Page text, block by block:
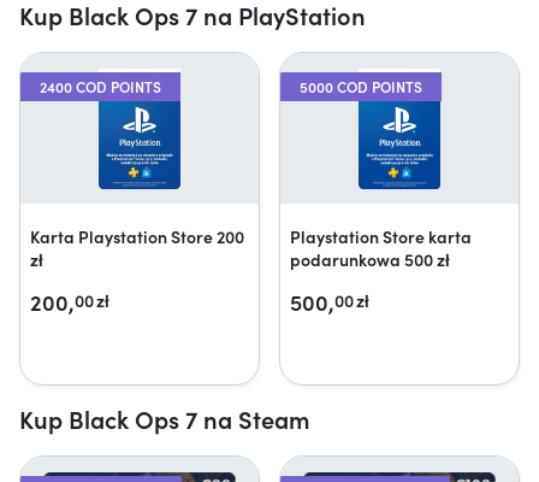
Kup Black Ops 7 na PlayStation
2400 COD POINTS
Karta Playstation Store 200
zł
200,00zł
5000 COD POINTS
Playstation Store karta
podarunkowa 500 zł
500,00zł
Kup Black Ops 7 na Steam